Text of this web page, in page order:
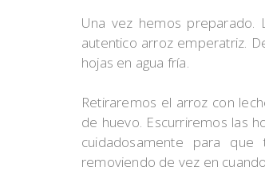
Una vez hemos preparado.
autentico arroz emperatriz.
hojas en agua fría.
Retiraremos el arroz con
de huevo. Escurriremos las
cuidadosamente para
removiendo de vez en